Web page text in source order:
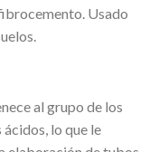
Usado
al grupo de los
lo que le